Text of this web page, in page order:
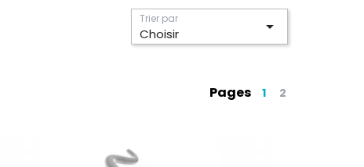
Trier par
Choisir 
Pages 1 2